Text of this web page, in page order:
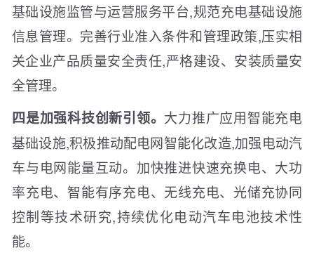
基础设施监管与运营服务平台,规范充电基础设施
信息管理。完善行业准入条件和管理政策,压实相
关企业产品质量安全责任,严格建设、安装质量安
全管理。
四是加强科技创新引领。 大力推广应用智能充电
基础设施,积极推动配电网智能化改造,加强电动汽
车与电网能量互动。加快推进快速充换电、大功
率充电、智能有序充电、无线充电、光储充协同
控制等技术研究,持续优化电动汽车电池技术性
能。